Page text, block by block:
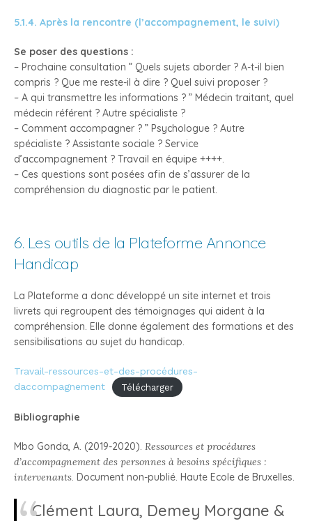
5.1.4. Après la rencontre (l’accompagnement, le suivi)
Se poser des questions :
– Prochaine consultation ” Quels sujets aborder ? A-t-il bien
compris ? Que me reste-il à dire ? Quel suivi proposer ?
– A qui transmettre les informations ? ” Médecin traitant, quel
médecin référent ? Autre spécialiste ?
– Comment accompagner ? ” Psychologue ? Autre
spécialiste ? Assistante sociale ? Service
d’accompagnement ? Travail en équipe ++++.
– Ces questions sont posées afin de s’assurer de la
compréhension du diagnostic par le patient.
6. Les outils de la Plateforme Annonce
Handicap
La Plateforme a donc développé un site internet et trois
livrets qui regroupent des témoignages qui aident à la
compréhension. Elle donne également des formations et des
sensibilisations au sujet du handicap.
Travail-ressources-et-des-procédures-
daccompagnement
Télécharger
Bibliographie
Mbo Gonda, A. (2019-2020). Ressources et procédures
d’accompagnement des personnes à besoins spécifiques :
intervenants. Document non-publié. Haute Ecole de Bruxelles.
Clément Laura, Demey Morgane &